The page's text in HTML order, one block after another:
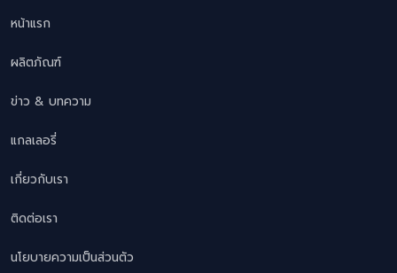
หน้าแรก
ผลิตภัณฑ์
ข่าว & บทความ
แกลเลอรี่
เกี่ยวกับเรา
ติดต่อเรา
นโยบายความเป็นส่วนตัว